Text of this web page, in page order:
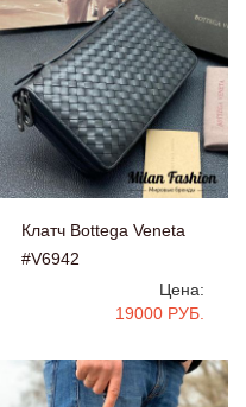
Клатч Bottega Veneta
#V6942
Цена:
19000 РУБ.